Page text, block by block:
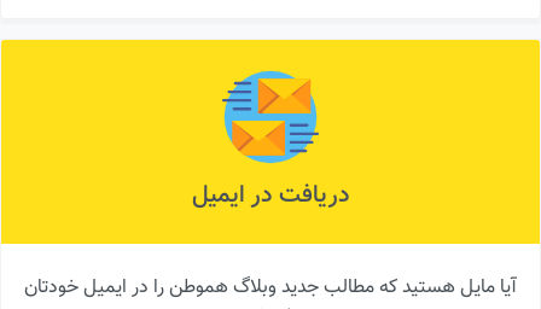
دریافت در ایمیل
آیا مایل هستید که مطالب جدید وبلاگ هموطن را در ایمیل خودتان